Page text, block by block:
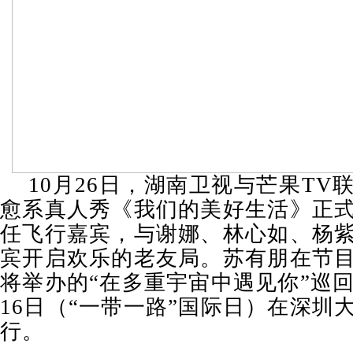
10月26日，湖南卫视与芒果TV
愈系真人秀《我们的美好生活》正
任飞行嘉宾，与谢娜、林心如、杨
宾开启欢乐的老友局。苏有朋在节
将举办的“在多重宇宙中遇见你”巡
16日（“一带一路”国际日）在深圳
行。